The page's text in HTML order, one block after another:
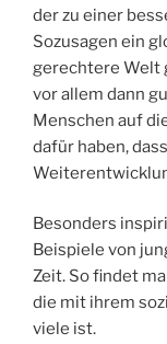
der zu einer
Sozusagen ein
gerechtere Welt
vor allem dann
Menschen auf
dafür haben,
Besonders
Beispiele von
Zeit. So findet
die mit ihrem
viele ist.